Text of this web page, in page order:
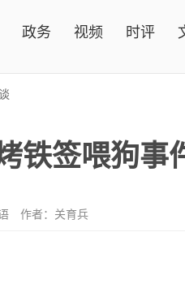
政务 视频 时评
铁签喂狗
作者：关育兵